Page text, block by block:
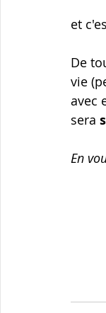
et
De
vie
avec
sera
En